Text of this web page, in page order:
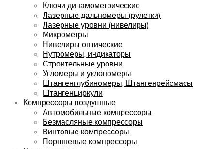
Ключи динамометрические
Лазерные дальномеры (рулетки)
Лазерные уровни (нивелиры)
Микрометры
Нивелиры оптические
Нутромеры, индикаторы
Строительные уровни
Угломеры и уклономеры
Штангенглубиномеры, Штангенрейсмасы
Штангенциркули
Компрессоры воздушные
Автомобильные компрессоры
Безмасляные компрессоры
Винтовые компрессоры
Поршневые компрессоры